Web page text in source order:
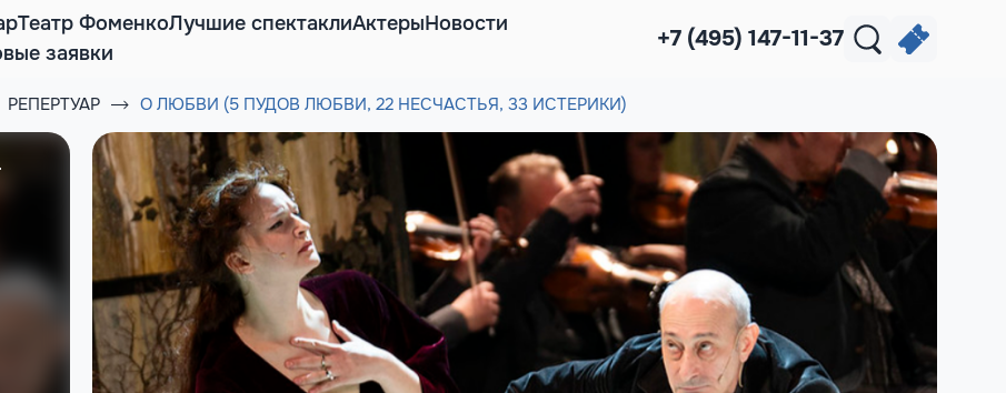
Театр ФоменкоЛучшие спектаклиАктерыНовости
заявки
+7 (495) 147-11-37
РЕПЕРТУАР О ЛЮБВИ (5 ПУДОВ ЛЮБВИ, 22 НЕСЧАСТЬЯ, 33 ИСТЕРИКИ)